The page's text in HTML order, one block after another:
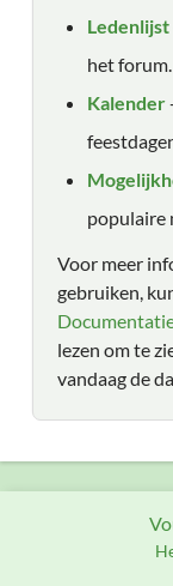
Ledenlijst
het forum.
Kalender
populaire
Voor meer
gebruiken,
lezen om te
vandaag de